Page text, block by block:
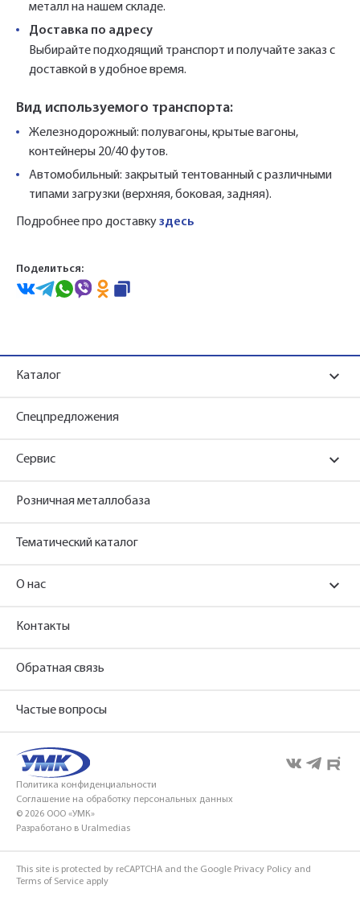
металл на нашем складе.
Доставка по адресу
Выбирайте подходящий транспорт и получайте заказ с
доставкой в удобное время.
Вид используемого транспорта:
Железнодорожный: полувагоны, крытые вагоны,
контейнеры 20/40 футов.
Автомобильный: закрытый тентованный с различными
типами загрузки (верхняя, боковая, задняя).
Подробнее про доставкуздесь
Поделиться:
Каталог
Спецпредложения
Сервис
Розничная металлобаза
Тематический каталог
О нас
Контакты
Обратная связь
Частые вопросы
Политика конфиденциальности
Соглашение на обработку персональных данных
© 2026 ООО «УМК»
Разработано в Uralmedias
This site is protected by reCAPTCHA and the Google Privacy Policy and
Terms of Service apply